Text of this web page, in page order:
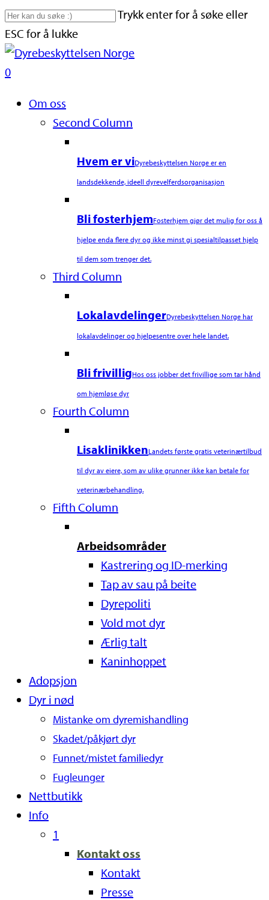
Skip
to
main
content
Trykk enter for å søke eller
ESC for å lukke
Close
Search
search
0
Om oss
Second Column
Hvem er viDyrebeskyttelsen Norge er en
landsdekkende, ideell dyrevelferdsorganisasjon
Bli fosterhjemFosterhjem gjør det mulig for oss å
hjelpe enda flere dyr og ikke minst gi spesialtilpasset hjelp
til dem som trenger det.
Third Column
LokalavdelingerDyrebeskyttelsen Norge har
lokalavdelinger og hjelpesentre over hele landet.
Bli frivilligHos oss jobber det frivillige som tar hånd
om hjemløse dyr
Fourth Column
LisaklinikkenLandets første gratis veterinærtilbud
til dyr av eiere, som av ulike grunner ikke kan betale for
veterinærbehandling.
Fifth Column
Arbeidsområder
Kastrering og ID-merking
Tap av sau på beite
Dyrepoliti
Vold mot dyr
Ærlig talt
Kaninhoppet
Adopsjon
Dyr i nød
Mistanke om dyremishandling
Skadet/påkjørt dyr
Funnet/mistet familiedyr
Fugleunger
Nettbutikk
Info
1
Kontakt oss
Kontakt
Presse